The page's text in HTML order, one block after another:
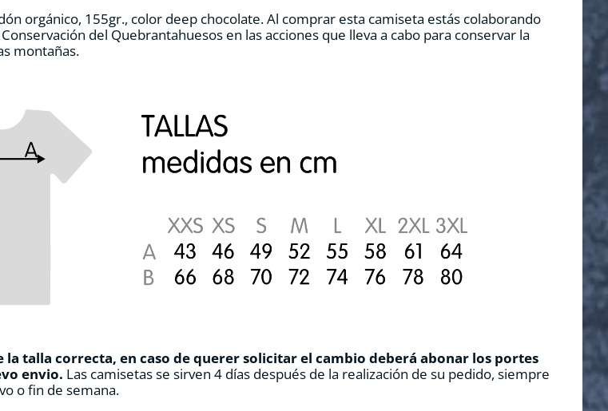
orgánico, 155gr., color deep chocolate.Al comprar esta camiseta estás colaborando
del Quebrantahuesos en las acciones que lleva a cabo para conservar la
montañas.
la talla correcta, en caso de querer solicitar el cambio deberá abonar los portes
envio. Las camisetas se sirven 4 días después de la realización de su pedido, siempre
o fin de semana.